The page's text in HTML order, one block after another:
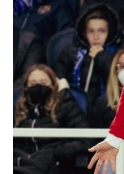
Insight
NTB
Suara
Time
Lens
IDN
Daily
Jogja
Jalan
Rakyat
Idealita
News
Kita
Notice
Dinamikapost.com
Radar
Baru
Seedbacklink
Follow
Kabarbaru